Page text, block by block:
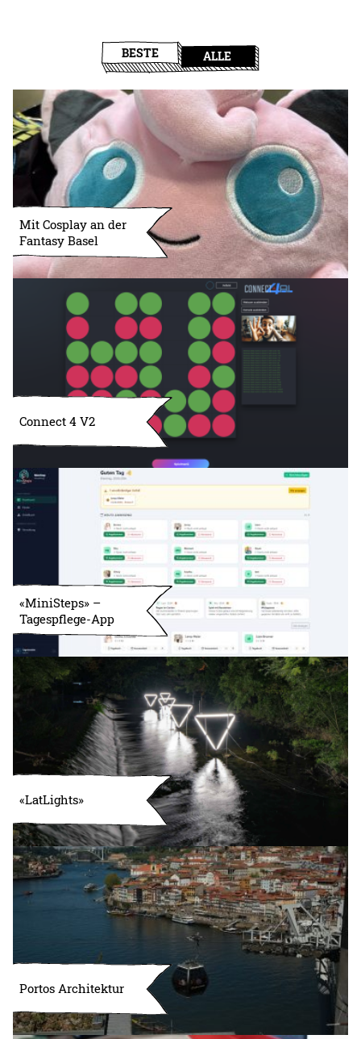
BESTE ALLE
Mit Cosplay an der
Fantasy Basel
Connect 4 V2
«MiniSteps» –
Tagespflege-App
«LatLights»
Portos Architektur